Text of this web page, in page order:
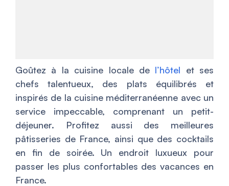
Goûtez à la cuisine locale de l’hôtel et ses
chefs talentueux, des plats équilibrés et
inspirés de la cuisine méditerranéenne avec un
service impeccable, comprenant un petit-
déjeuner. Profitez aussi des meilleures
pâtisseries de France, ainsi que des cocktails
en fin de soirée. Un endroit luxueux pour
passer les plus confortables des vacances en
France.